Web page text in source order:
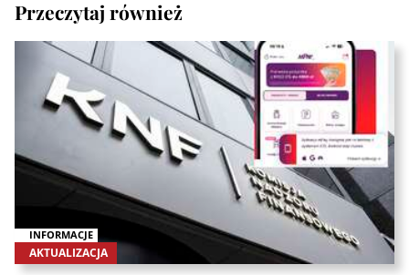
Przeczytaj również
INFORMACJE
AKTUALIZACJA